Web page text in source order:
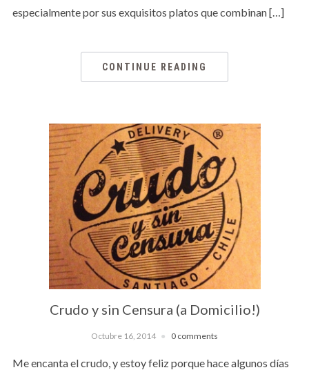
especialmente por sus exquisitos platos que combinan […]
CONTINUE READING
Crudo y sin Censura (a Domicilio!)
Octubre 16, 2014 0 comments
Me encanta el crudo, y estoy feliz porque hace algunos días